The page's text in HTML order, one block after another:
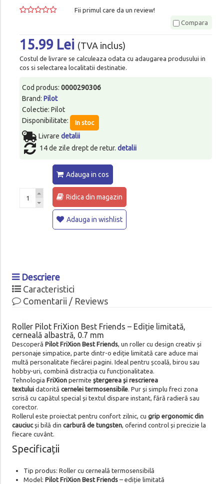
Fii primul care da un review!
Compara
15.99 Lei (TVA inclus)
Costul de livrare se calculeaza odata cu adaugarea produsului in
cos si selectarea localitatii destinatie.
Cod produs: 0000290306
Brand: Pilot
Colectie: Pilot
Disponibilitate:
In stoc
Livrare detalii
14 de zile drept de retur. detalii
Adauga in cos
Ridica din magazin
Adauga in wishlist
Descriere
Caracteristici
Comentarii / Reviews
Roller Pilot FriXion Best Friends – Ediție limitată,
cerneală albastră, 0.7 mm
Descoperă Pilot FriXion Best Friends, un roller cu design creativ și
personaje simpatice, parte dintr-o ediție limitată care aduce mai
multă personalitate fiecărei pagini. Ideal pentru școală, birou sau
hobby-uri, combină distracția cu funcționalitatea.
Tehnologia FriXionpermite ștergerea și rescrierea
textuluidatorită cernelei termosensibile. Pur și simplu freci zona
scrisă cu capătul special și textul dispare instant, fără radieră sau
corector.
Rollerul este proiectat pentru confort zilnic, cu grip ergonomic din
cauciucși bilă din carbură de tungsten, oferind control și precizie la
fiecare cuvânt.
Specificații
Tip produs: Roller cu cerneală termosensibilă
Model: Pilot FriXion Best Friends– ediție limitată